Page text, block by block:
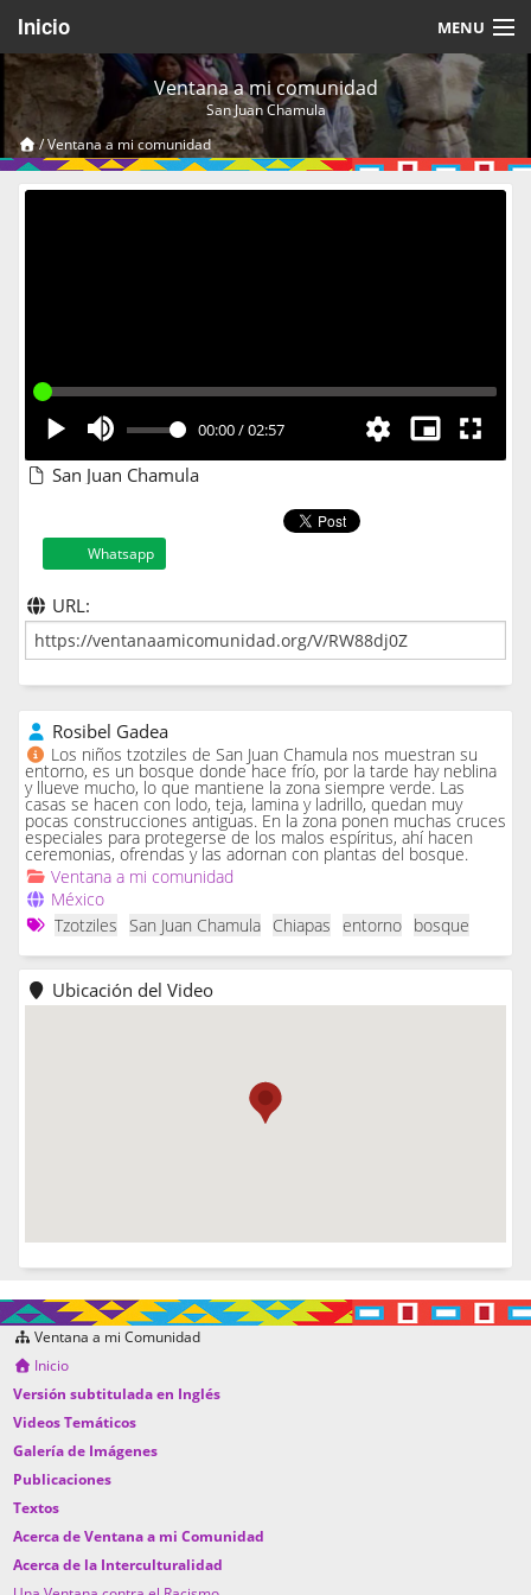
Inicio MENU
Acerca de
Videos Temáticos
Cerrar Sesión
Ventana a mi comunidad
San Juan Chamula
/Ventana a mi comunidad
00:00/02:57
San Juan Chamula
Whatsapp
URL:
Rosibel Gadea
Los niños tzotziles de San Juan Chamula nos muestran su
entorno, es un bosque donde hace frío, por la tarde hay neblina
y llueve mucho, lo que mantiene la zona siempre verde. Las
casas se hacen con lodo, teja, lamina y ladrillo, quedan muy
pocas construcciones antiguas. En la zona ponen muchas cruces
especiales para protegerse de los malos espíritus, ahí hacen
ceremonias, ofrendas y las adornan con plantas del bosque.
Ventana a mi comunidad
México
Tzotziles
San Juan Chamula Chiapas entorno bosque
Ubicación del Video
Ventana a mi Comunidad
Inicio
Versión subtitulada en Inglés
Videos Temáticos
Galería de Imágenes
Publicaciones
Textos
Acerca de Ventana a mi Comunidad
Acerca de la Interculturalidad